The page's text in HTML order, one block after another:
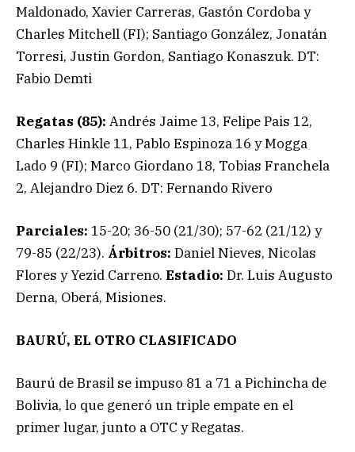
Maldonado, Xavier Carreras, Gastón Cordoba y
Charles Mitchell (FI); Santiago González, Jonatán
Torresi, Justin Gordon, Santiago Konaszuk. DT:
Fabio Demti
Regatas (85): Andrés Jaime 13, Felipe Pais 12,
Charles Hinkle 11, Pablo Espinoza 16 y Mogga
Lado 9 (FI); Marco Giordano 18, Tobias Franchela
2, Alejandro Diez 6. DT: Fernando Rivero
Parciales: 15-20; 36-50 (21/30); 57-62 (21/12) y
79-85 (22/23). Árbitros: Daniel Nieves, Nicolas
Flores y Yezid Carreno. Estadio: Dr. Luis Augusto
Derna, Oberá, Misiones.
BAURÚ, EL OTRO CLASIFICADO
Baurú de Brasil se impuso 81 a 71 a Pichincha de
Bolivia, lo que generó un triple empate en el
primer lugar, junto a OTC y Regatas.